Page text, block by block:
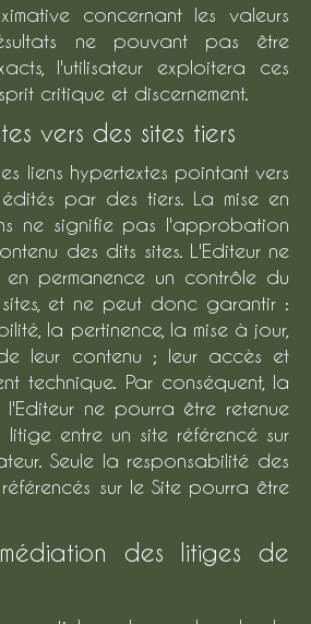
concernant les valeurs
ne pouvant pas être
l'utilisateur exploitera ces
critique et discernement.
vers des sites tiers
liens hypertextes pointant vers
par des tiers. La mise en
ne signifie pas l'approbation
des dits sites. L'Editeur ne
permanence un contrôle du
et ne peut donc garantir :
la pertinence, la mise à jour,
leur contenu ; leur accès et
technique. Par conséquent, la
ne pourra être retenue
entre un site référencé sur
Seule la responsabilité des
sur le Site pourra être
des litiges de